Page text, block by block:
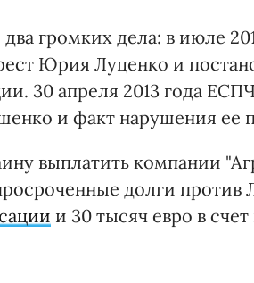
громких дела: в июле
Юрия Луценко и
30 апреля 2013 года
и факт нарушения ее
выплатить компании
долги против
и 30 тысяч евро в